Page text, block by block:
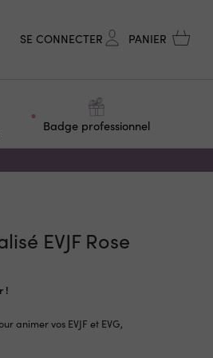
SE CONNECTER PANIER
Badge professionnel
EVJF Rose
!
animer vos EVJF et EVG,